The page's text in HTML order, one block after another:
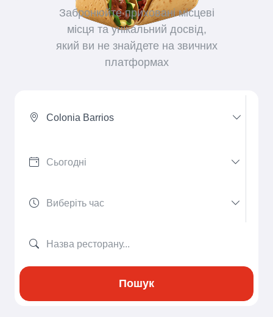
Забронюйте приховані місцеві
місця та унікальний досвід,
який ви не знайдете на звичних
платформах
Colonia Barrios
Пошук